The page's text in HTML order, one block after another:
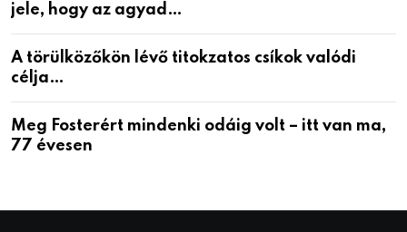
jele, hogy az agyad…
A törülközőkön lévő titokzatos csíkok valódi
célja…
Meg Fosterért mindenki odáig volt – itt van ma,
77 évesen